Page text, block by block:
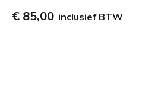
€ 85,00 inclusief BTW